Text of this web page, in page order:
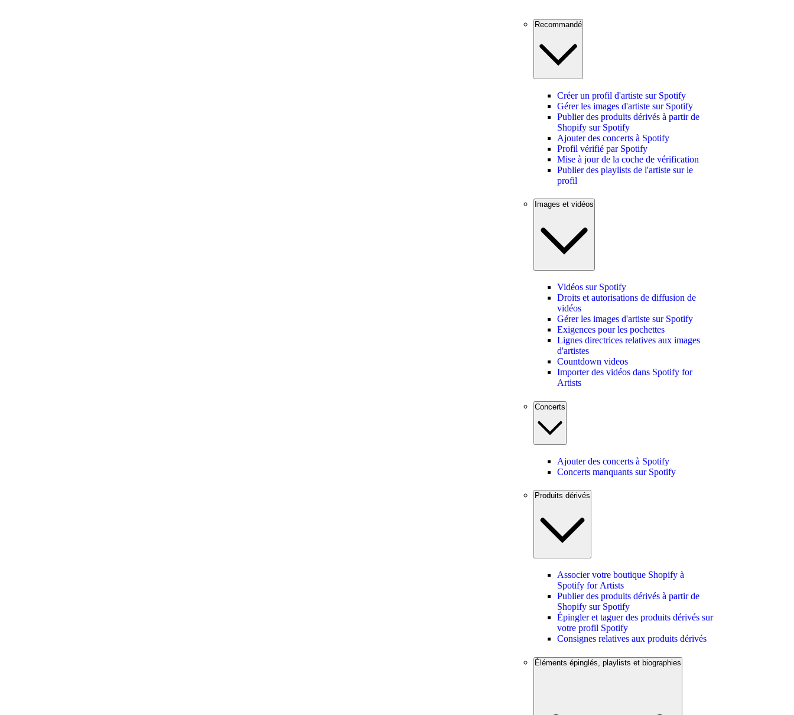
Recommandé
Créer un profil d'artiste sur Spotify
Gérer les images d'artiste sur Spotify
Publier des produits dérivés à partir de
Shopify sur Spotify
Ajouter des concerts à Spotify
Profil vérifié par Spotify
Mise à jour de la coche de vérification
Publier des playlists de l'artiste sur le
profil
Images et vidéos
Vidéos sur Spotify
Droits et autorisations de diffusion de
vidéos
Gérer les images d'artiste sur Spotify
Exigences pour les pochettes
Lignes directrices relatives aux images
d'artistes
Countdown videos
Importer des vidéos dans Spotify for
Artists
Concerts
Ajouter des concerts à Spotify
Concerts manquants sur Spotify
Produits dérivés
Associer votre boutique Shopify à
Spotify for Artists
Publier des produits dérivés à partir de
Shopify sur Spotify
Épingler et taguer des produits dérivés sur
votre profil Spotify
Consignes relatives aux produits dérivés
Éléments épinglés, playlists et biographies